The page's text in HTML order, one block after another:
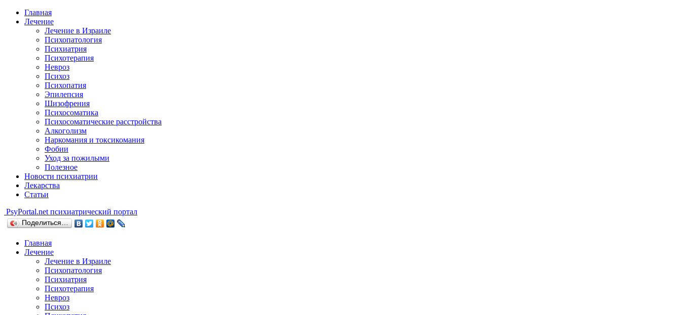
Главная
Лечение
Лечение в Израиле
Психопатология
Психиатрия
Психотерапия
Невроз
Психоз
Психопатия
Эпилепсия
Шизофрения
Психосоматика
Психосоматические расстройства
Алкоголизм
Наркомания и токсикомания
Фобии
Уход за пожилыми
Полезное
Новости психиатрии
Лекарства
Статьи
PsyPortal.net психиатрический портал
Поделиться…
Главная
Лечение
Лечение в Израиле
Психопатология
Психиатрия
Психотерапия
Невроз
Психоз